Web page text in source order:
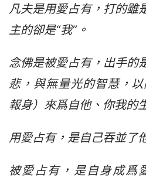
凡夫是用愛占有，打的雖
主的卻是“我”。
念佛是被愛占有，出手的
悲，與無量光的智慧，
報身）來爲自他、你我的
用愛占有，是自己吞並了
被愛占有，是自身成爲